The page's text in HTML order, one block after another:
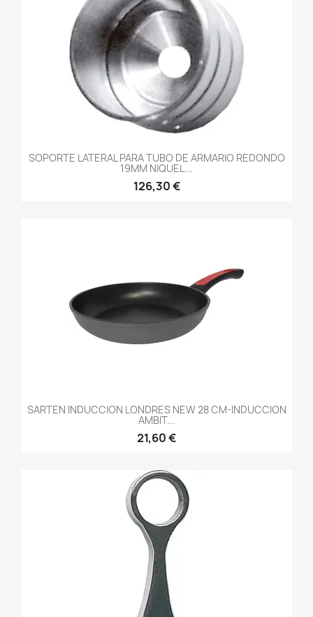
SOPORTE LATERAL PARA TUBO DE ARMARIO REDONDO
19MM NIQUEL...
126,30 €
SARTEN INDUCCION LONDRES NEW 28 CM-INDUCCION
AMBIT...
21,60 €